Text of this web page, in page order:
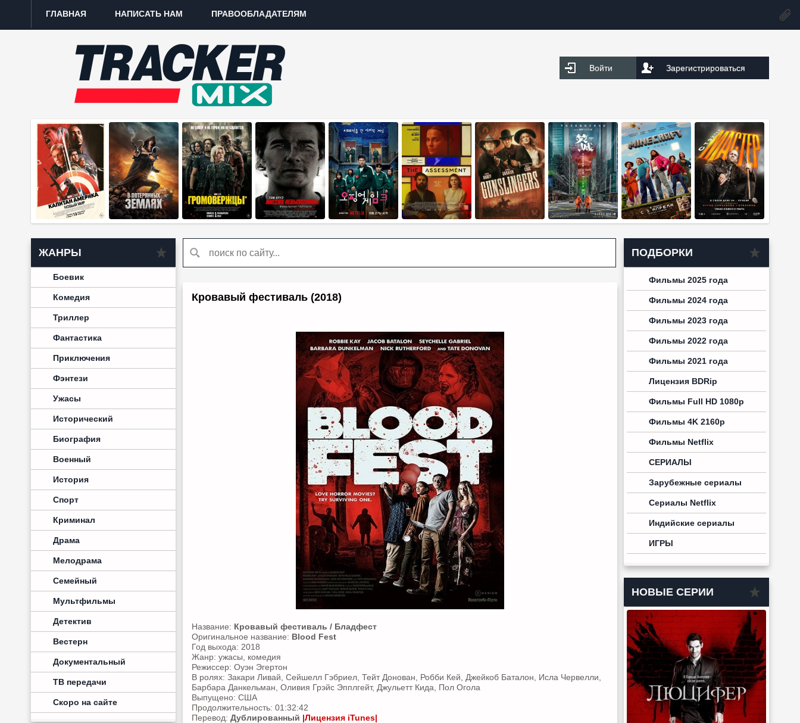
ГЛАВНАЯ НАПИСАТЬ НАМ ПРАВООБЛАДАТЕЛЯМ
Войти Зарегистрироваться
ЖАНРЫ
Боевик
Комедия
Триллер
Фантастика
Приключения
Фэнтези
Ужасы
Исторический
Биография
Военный
История
Спорт
Криминал
Драма
Мелодрама
Семейный
Мультфильмы
Детектив
Вестерн
Документальный
ТВ передачи
Скоро на сайте
Кровавый фестиваль (2018)
Название: Кровавый фестиваль / Бладфест
Оригинальное название: Blood Fest
Год выхода: 2018
Жанр: ужасы, комедия
Режиссер: Оуэн Эгертон
В ролях: Закари Ливай, Сейшелл Гэбриел, Тейт Донован, Робби Кей, Джейкоб Баталон, Исла Червелли,
Барбара Данкельман, Оливия Грэйс Эпплгейт, Джульетт Кида, Пол Огола
Выпущено: США
Продолжительность: 01:32:42
Перевод: Дублированный |Лицензия iTunes|
ПОДБОРКИ
Фильмы 2025 года
Фильмы 2024 года
Фильмы 2023 года
Фильмы 2022 года
Фильмы 2021 года
Лицензия BDRip
Фильмы Full HD 1080p
Фильмы 4K 2160p
Фильмы Netflix
СЕРИАЛЫ
Зарубежные сериалы
Сериалы Netflix
Индийские сериалы
ИГРЫ
НОВЫЕ СЕРИИ